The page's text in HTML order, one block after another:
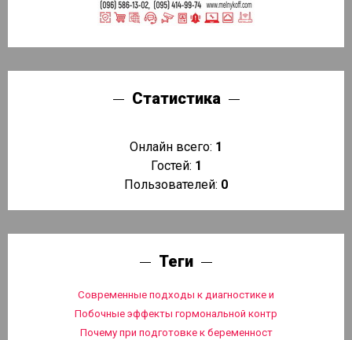
Статистика
Онлайн всего: 1
Гостей: 1
Пользователей: 0
Теги
Современные подходы к диагностике и
Побочные эффекты гормональной контр
Почему при подготовке к беременност